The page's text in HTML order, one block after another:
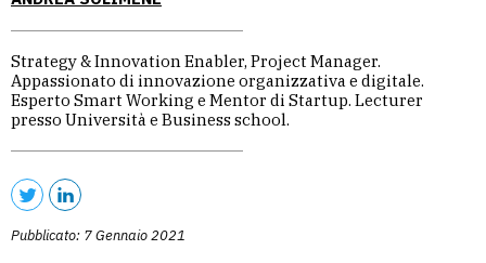
Strategy & Innovation Enabler, Project Manager.
Appassionato di innovazione organizzativa e digitale.
Esperto Smart Working e Mentor di Startup. Lecturer
presso Università e Business school.
Pubblicato: 7 Gennaio 2021